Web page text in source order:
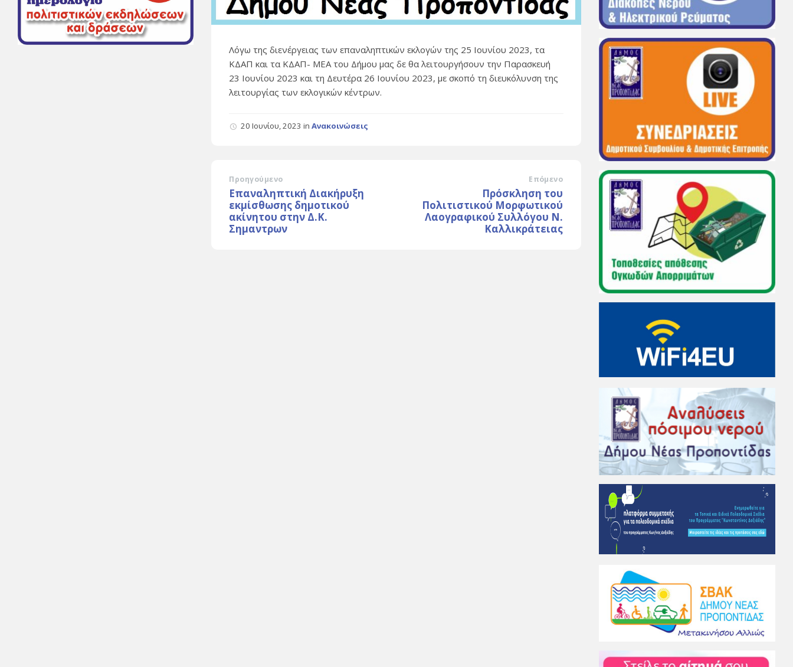
Λόγω της διενέργειας των επαναληπτικών εκλογών της 25 Ιουνίου 2023, τα
ΚΔΑΠ και τα ΚΔΑΠ- ΜΕΑ του Δήμου μας δε θα λειτουργήσουν την Παρασκευή
23 Ιουνίου 2023 και τη Δευτέρα 26 Ιουνίου 2023, με σκοπό τη διευκόλυνση της
λειτουργίας των εκλογικών κέντρων.
20 Ιουνίου, 2023inΑνακοινώσεις
Προηγούμενο
Επαναληπτική Διακήρυξη
εκμίσθωσης δημοτικού
ακίνητου στην Δ.Κ.
Σημαντρων
Επόμενο
Πρόσκληση του
Πολιτιστικού Μορφωτικού
Λαογραφικού Συλλόγου Ν.
Καλλικράτειας